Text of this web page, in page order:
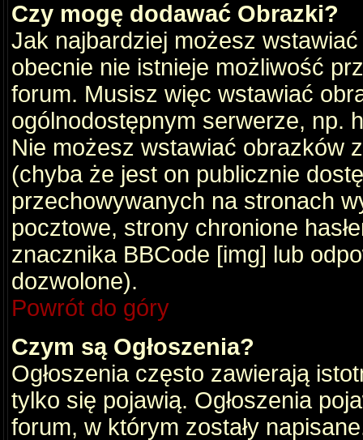
Czy mogę dodawać Obrazki?
Jak najbardziej możesz
obecnie nie istnieje możliwość
forum. Musisz więc wstawiać
ogólnodostępnym serwerze, np.
Nie możesz wstawiać obrazków
(chyba że jest on publicznie
przechowywanych na stronach
pocztowe, strony chronione
znacznika BBCode [img] lub
dozwolone).
Powrót do góry
Czym są Ogłoszenia?
Ogłoszenia często zawierają
tylko się pojawią. Ogłoszenia
forum, w którym zostały